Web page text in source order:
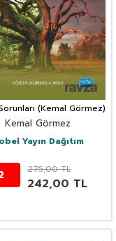
(Kemal Görmez)
Kemal Görmez
Yayın Dağıtım
275,00TL
242,00 TL